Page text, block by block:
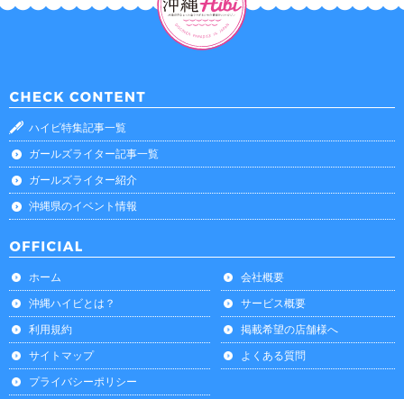
ハイビ特集記事一覧
ガールズライター記事一覧
ガールズライター紹介
沖縄県のイベント情報
ホーム
会社概要
沖縄ハイビとは？
サービス概要
利用規約
掲載希望の店舗様へ
サイトマップ
よくある質問
プライバシーポリシー